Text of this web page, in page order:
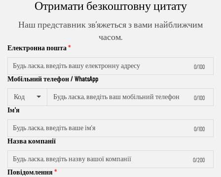
Отримати безкоштовну цитату
Наш представник зв’яжеться з вами найближчим
часом.
Електронна пошта
0/100
Мобільний телефон / WhatsApp
Код 0/100
Ім'я
0/100
Назва компанії
0/200
Повідомлення